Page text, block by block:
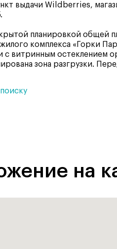
выдачи Wildberries,
планировкой общей
комплекса «Горки
с витринным остеклением
зона разгрузки.
на